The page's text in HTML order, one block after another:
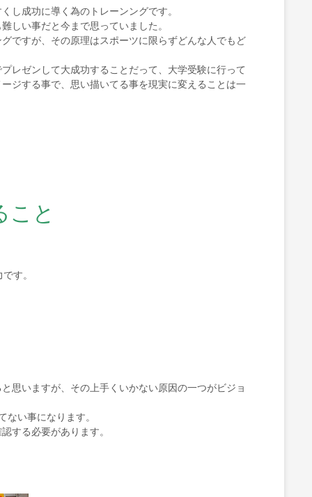
し成功に導く為のトレーンングです。
しい事だと今まで思っていました。
ですが、その原理はスポーツに限らずどんな人でもど
レゼンして大成功することだって、大学受験に行って
ジする事で、思い描いてる事を現実に変えることは一
こと
す。
思いますが、その上手くいかない原因の一つがビジョ
い事になります。
する必要があります。